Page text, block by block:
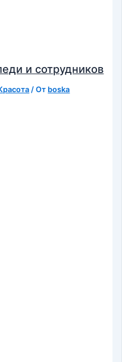
и сотрудников
/ От boska